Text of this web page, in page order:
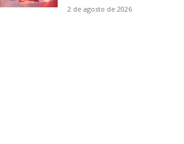
2 de agosto de 2026